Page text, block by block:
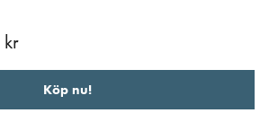
kr
Köp nu!